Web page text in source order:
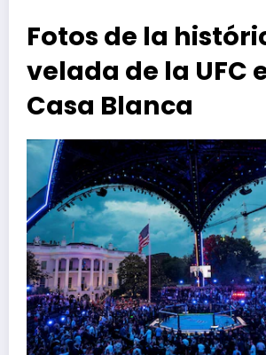
Fotos de la
velada de la UFC
Casa Blanca